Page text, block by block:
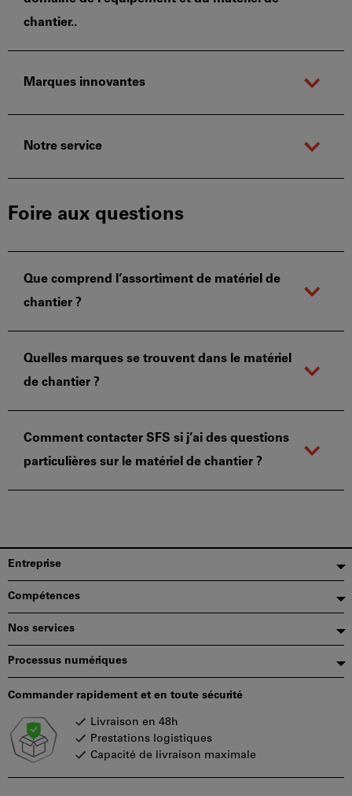
chantier..
Marques innovantes
Notre service
Foire aux questions
Que comprend l’assortiment de matériel de
chantier ?
Quelles marques se trouvent dans le matériel
de chantier ?
Comment contacter SFS si j’ai des questions
particulières sur le matériel de chantier ?
Pied
de
page
Entreprise
Compétences
Nos services
Processus numériques
Commander rapidement et en toute sécurité
Livraison en 48h
Prestations logistiques
Capacité de livraison maximale